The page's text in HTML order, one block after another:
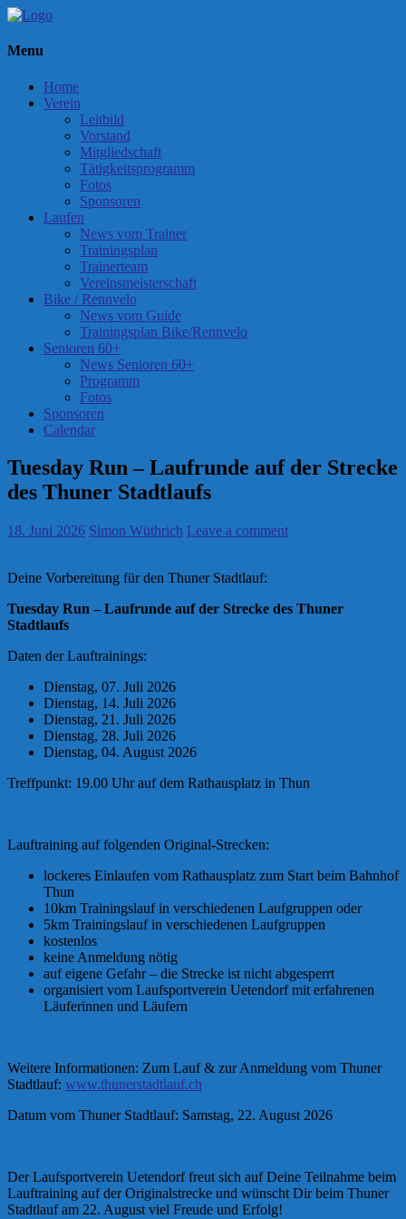
Menu
Home
Verein
Leitbild
Vorstand
Mitgliedschaft
Tätigkeitsprogramm
Fotos
Sponsoren
Laufen
News vom Trainer
Trainingsplan
Trainerteam
Vereinsmeisterschaft
Bike / Rennvelo
News vom Guide
Trainingsplan Bike/Rennvelo
Senioren 60+
News Senioren 60+
Programm
Fotos
Sponsoren
Calendar
Tuesday Run – Laufrunde auf der Strecke
des Thuner Stadtlaufs
18. Juni 2026 Simon Wüthrich Leave a comment
Deine Vorbereitung für den Thuner Stadtlauf:
Tuesday Run – Laufrunde auf der Strecke des Thuner
Stadtlaufs
Daten der Lauftrainings:
Dienstag, 07. Juli 2026
Dienstag, 14. Juli 2026
Dienstag, 21. Juli 2026
Dienstag, 28. Juli 2026
Dienstag, 04. August 2026
Treffpunkt: 19.00 Uhr auf dem Rathausplatz in Thun
Lauftraining auf folgenden Original-Strecken:
lockeres Einlaufen vom Rathausplatz zum Start beim Bahnhof
Thun
10km Trainingslauf in verschiedenen Laufgruppen oder
5km Trainingslauf in verschiedenen Laufgruppen
kostenlos
keine Anmeldung nötig
auf eigene Gefahr – die Strecke ist nicht abgesperrt
organisiert vom Laufsportverein Uetendorf mit erfahrenen
Läuferinnen und Läufern
Weitere Informationen: Zum Lauf & zur Anmeldung vom Thuner
Stadtlauf: www.thunerstadtlauf.ch
Datum vom Thuner Stadtlauf: Samstag, 22. August 2026
Der Laufsportverein Uetendorf freut sich auf Deine Teilnahme beim
Lauftraining auf der Originalstrecke und wünscht Dir beim Thuner
Stadtlauf am 22. August viel Freude und Erfolg!